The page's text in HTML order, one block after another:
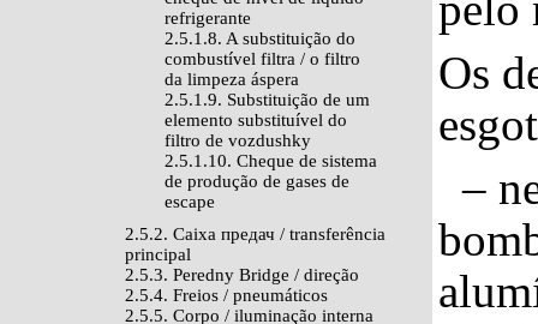
refrigerante
2.5.1.8. A substituição do
combustível filtra / o filtro
da limpeza áspera
2.5.1.9. Substituição de um
elemento substituível do
filtro de vozdushky
2.5.1.10. Cheque de sistema
de produção de gases de
escape
2.5.2. Caixa предач / transferência
principal
2.5.3. Peredny Bridge / direção
2.5.4. Freios / pneumáticos
2.5.5. Corpo / iluminação interna
Os
–